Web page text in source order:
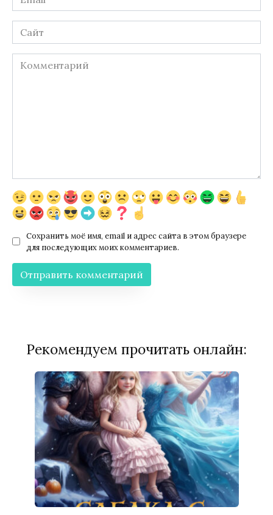
*
Сайт
Комментарий
Сохранить моё имя, email и адрес сайта в этом браузере
для последующих моих комментариев.
Рекомендуем прочитать онлайн: